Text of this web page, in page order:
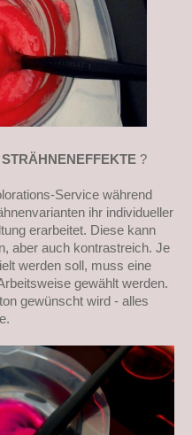
?
Service während
ihr individueller
erarbeitet. Diese kann
aber auch kontrastreich. Je
werden soll, muss eine
gewählt werden.
gewünscht wird - alles